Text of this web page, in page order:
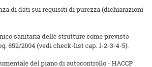
sui requisiti di purezza (dichiarazioni
sanitaria delle strutture come previsto
852/2004 (vedi check-list cap. 1-2-3-4-5).
del piano di autocontrollo - HACCP